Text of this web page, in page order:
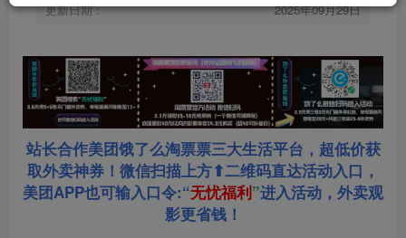
更新日期：
2025年09月29日
站长合作美团饿了么淘票票三大生活平台，超低价获
取外卖神券！微信扫描上方⬆二维码直达活动入口，
美团APP也可输入口令:“无忧福利”进入活动，外卖观
影更省钱！